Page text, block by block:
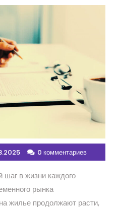
0 комментариев
в жизни каждого
рынка
жилье продолжают расти,